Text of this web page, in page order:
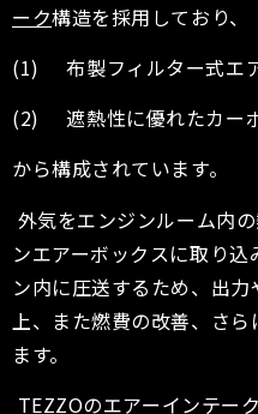
ーク構造を採用しており、
(1) 布製フィルター式エ
(2) 遮熱性に優れたカー
から構成されています。
外気をエンジンルーム内
ンエアーボックスに取り
ン内に圧送するため、出
上、また燃費の改善、さ
ます。
TEZZOのエアーインテー